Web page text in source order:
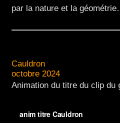
par la nature et la
Cauldron
octobre 2024
Animation du titre du clip du